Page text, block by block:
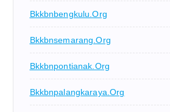
Bkkbnbengkulu.org
Bkkbnsemarang.org
Bkkbnpontianak.org
Bkkbnpalangkaraya.org